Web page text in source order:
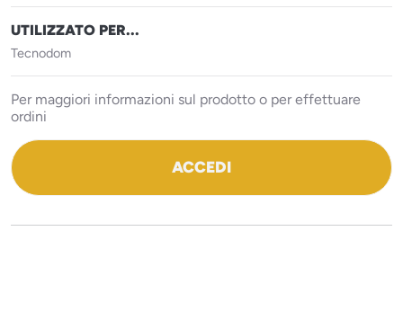
UTILIZZATO PER...
Tecnodom
Per maggiori informazioni sul prodotto o per effettuare
ordini
ACCEDI